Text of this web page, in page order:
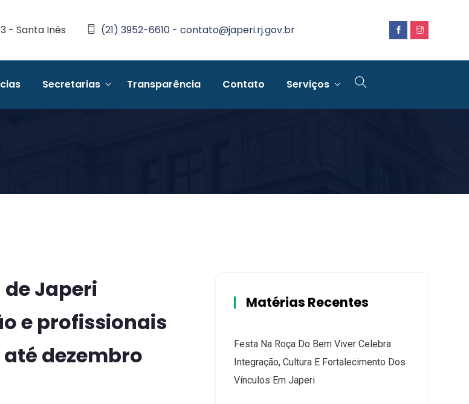
- Santa Inês (21) 3952-6610 - contato@japeri.rj.gov.br
Secretarias Transparência Contato Serviços
de Japeri​
e ​​​profissionais
dezembro
Matérias Recentes
Festa Na Roça Do Bem Viver Celebra
Integração, Cultura E Fortalecimento Dos
Vínculos Em Japeri